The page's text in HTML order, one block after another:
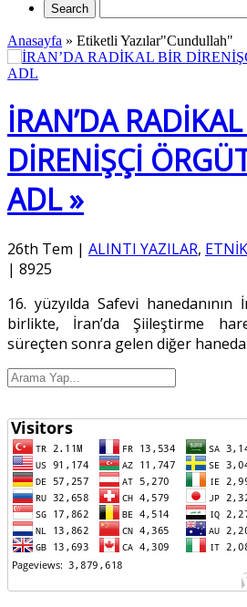
Anasayfa » Etiketli Yazılar"Cundullah"
İRAN’DA
DİRENİŞÇİ
ADL »
26th Tem | ALINTI YAZILAR,
| 8925
16. yüzyılda Safevi hanedanının
birlikte, İran’da Şiileştirme
süreçten sonra gelen diğer